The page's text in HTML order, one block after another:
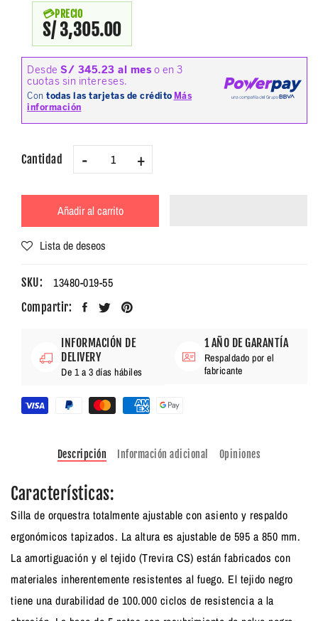
PRECIO
S/ 3,305.00
Cantidad - +
Añadir al carrito
Lista de deseos
SKU: 13480-019-55
Compartir:
INFORMACIÓN DE
DELIVERY
De 1 a 3 días hábiles
1 AÑO DE GARANTÍA
Respaldado por el
fabricante
Descripción Información adicional Opiniones
Características:
Silla de orquestra totalmente ajustable con asiento y respaldo
ergonómicos tapizados. La altura es ajustable de 595 a 850 mm.
La amortiguación y el tejido (Trevira CS) están fabricados con
materiales inherentemente resistentes al fuego. El tejido negro
tiene una durabilidad de 100.000 ciclos de resistencia a la